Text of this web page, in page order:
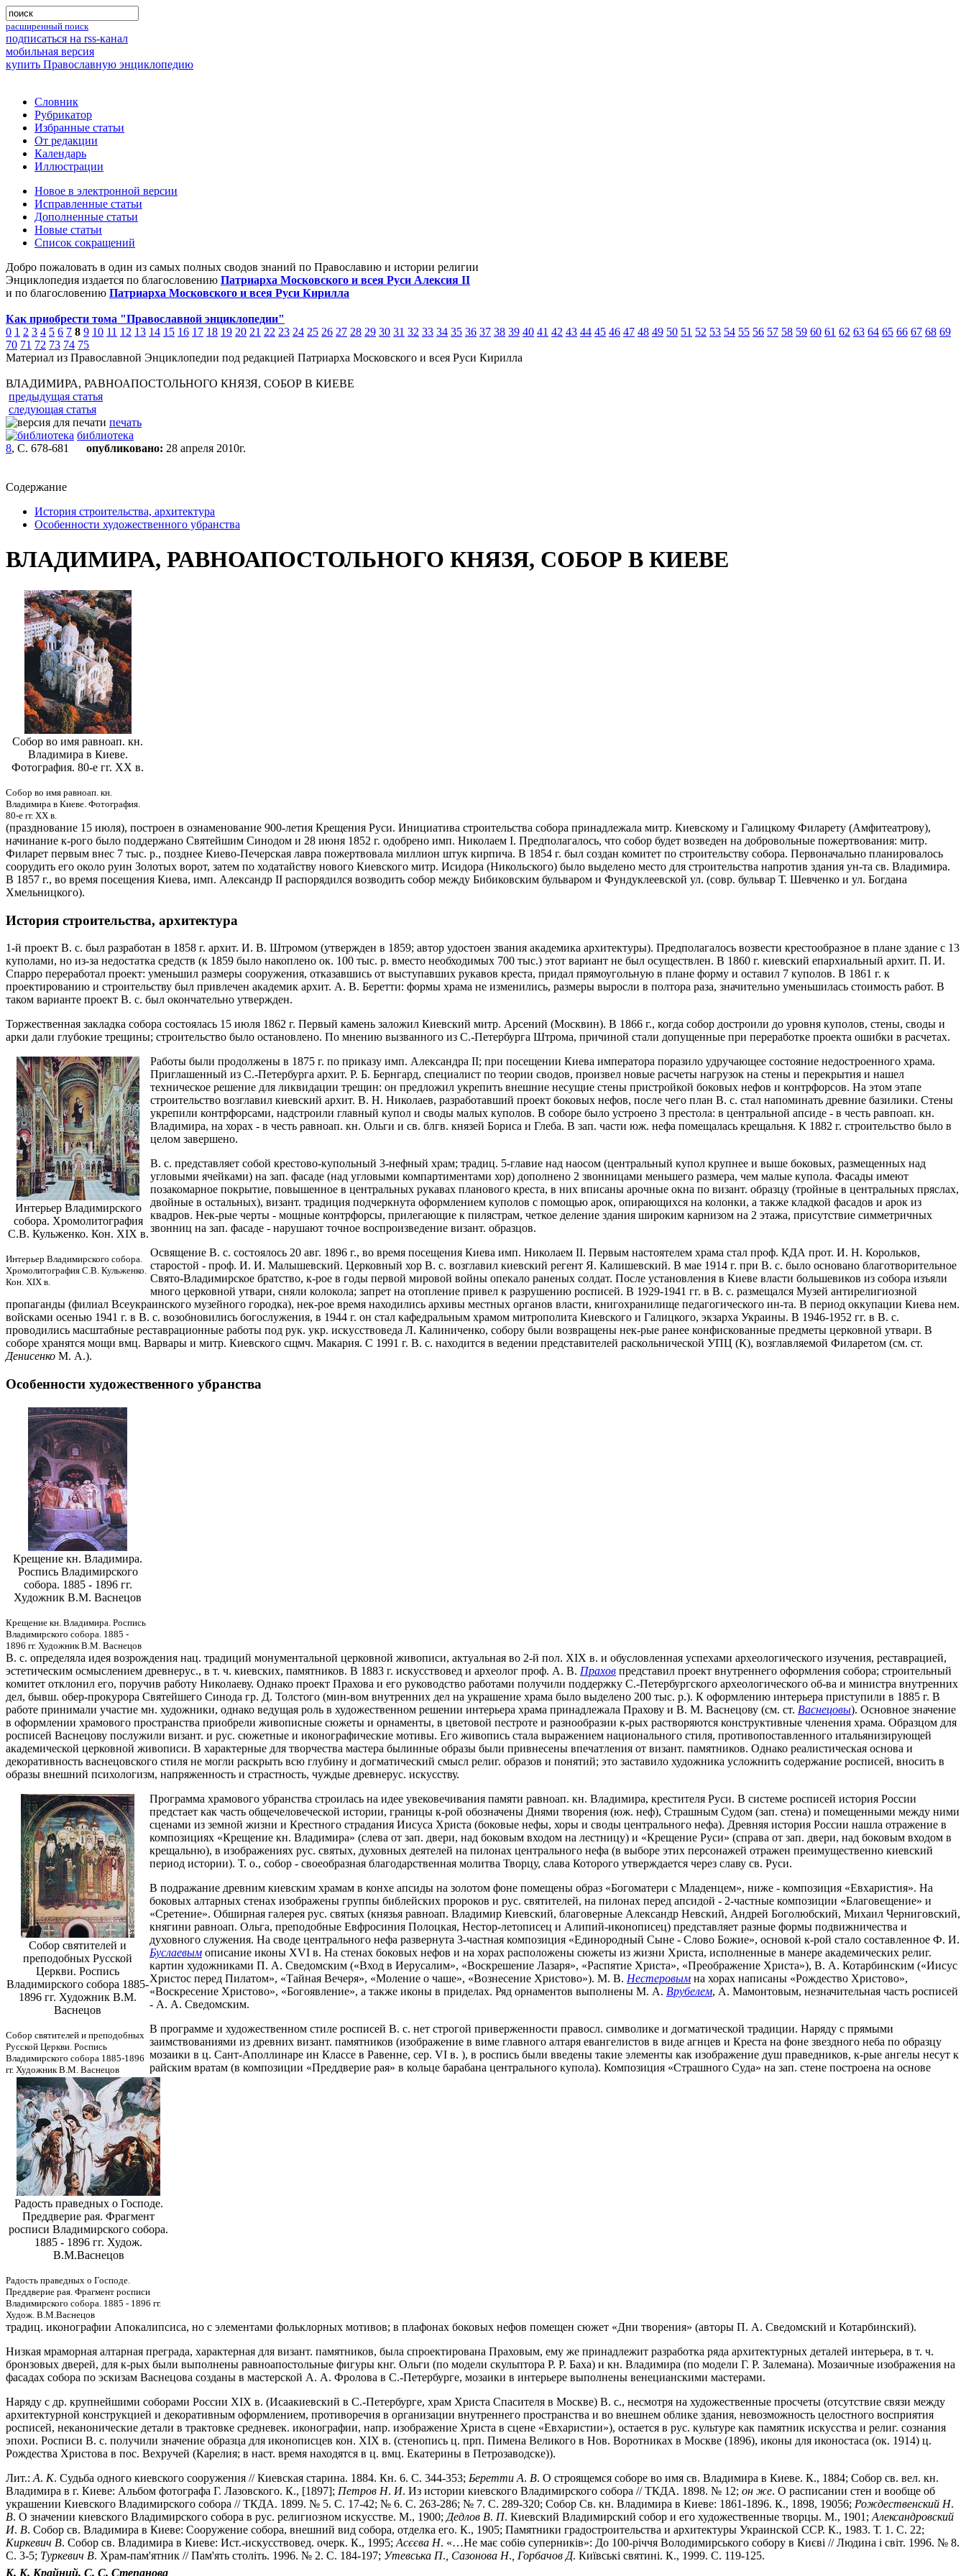
расширенный поиск
подписаться на rss-канал
мобильная версия
купить Православную энциклопедию
Словник
Рубрикатор
Избранные статьи
От редакции
Календарь
Иллюстрации
Новое в электронной версии
Исправленные статьи
Дополненные статьи
Новые статьи
Список сокращений
Добро пожаловать в один из самых полных сводов знаний по Православию и истории религии
Энциклопедия издается по благословению Патриарха Московского и всея Руси Алексия II
и по благословению Патриарха Московского и всея Руси Кирилла
Как приобрести тома "Православной энциклопедии"
0 1 2 3 4 5 6 7 8 9 10 11 12 13 14 15 16 17 18 19 20 21 22 23 24 25 26 27 28 29 30 31 32 33 34 35 36 37 38 39 40 41 42 43 44 45 46 47 48 49 50 51 52 53 54 55 56 57 58 59 60 61 62 63 64 65 66 67 68 69
70 71 72 73 74 75
Материал из Православной Энциклопедии под редакцией Патриарха Московского и всея Руси Кирилла
ВЛАДИМИРА, РАВНОАПОСТОЛЬНОГО КНЯЗЯ, СОБОР В КИЕВЕ
предыдущая статья
следующая статья
печать
библиотека
8, С. 678-681 опубликовано: 28 апреля 2010г.
Содержание
История строительства, архитектура
Особенности художественного убранства
ВЛАДИМИРА, РАВНОАПОСТОЛЬНОГО КНЯЗЯ, СОБОР В КИЕВЕ
Собор во имя равноап. кн.
Владимира в Киеве.
Фотография. 80-е гг. XX в.
Собор во имя равноап. кн.
Владимира в Киеве. Фотография.
80-е гг. XX в.
(празднование 15 июля), построен в ознаменование 900-летия Крещения Руси. Инициатива строительства собора принадлежала митр. Киевскому и Галицкому Филарету (Амфитеатрову),
начинание к-рого было поддержано Святейшим Синодом и 28 июня 1852 г. одобрено имп. Николаем I. Предполагалось, что собор будет возведен на добровольные пожертвования: митр.
Филарет первым внес 7 тыс. р., позднее Киево-Печерская лавра пожертвовала миллион штук кирпича. В 1854 г. был создан комитет по строительству собора. Первоначально планировалось
соорудить его около руин Золотых ворот, затем по ходатайству нового Киевского митр. Исидора (Никольского) было выделено место для строительства напротив здания ун-та св. Владимира.
В 1857 г., во время посещения Киева, имп. Александр II распорядился возводить собор между Бибиковским бульваром и Фундуклеевской ул. (совр. бульвар Т. Шевченко и ул. Богдана
Хмельницкого).
История строительства, архитектура
1-й проект В. с. был разработан в 1858 г. архит. И. В. Штромом (утвержден в 1859; автор удостоен звания академика архитектуры). Предполагалось возвести крестообразное в плане здание с 13
куполами, но из-за недостатка средств (к 1859 было накоплено ок. 100 тыс. р. вместо необходимых 700 тыс.) этот вариант не был осуществлен. В 1860 г. киевский епархиальный архит. П. И.
Спарро переработал проект: уменьшил размеры сооружения, отказавшись от выступавших рукавов креста, придал прямоугольную в плане форму и оставил 7 куполов. В 1861 г. к
проектированию и строительству был привлечен академик архит. А. В. Беретти: формы храма не изменились, размеры выросли в полтора раза, значительно уменьшилась стоимость работ. В
таком варианте проект В. с. был окончательно утвержден.
Торжественная закладка собора состоялась 15 июля 1862 г. Первый камень заложил Киевский митр. Арсений (Москвин). В 1866 г., когда собор достроили до уровня куполов, стены, своды и
арки дали глубокие трещины; строительство было остановлено. По мнению вызванного из С.-Петербурга Штрома, причиной стали допущенные при переработке проекта ошибки в расчетах.
Интерьер Владимирского
собора. Хромолитография
С.В. Кульженко. Кон. XIX в.
Интерьер Владимирского собора.
Хромолитография С.В. Кульженко.
Кон. XIX в.
Работы были продолжены в 1875 г. по приказу имп. Александра II; при посещении Киева императора поразило удручающее состояние недостроенного храма.
Приглашенный из С.-Петербурга архит. Р. Б. Бернгард, специалист по теории сводов, произвел новые расчеты нагрузок на стены и перекрытия и нашел
техническое решение для ликвидации трещин: он предложил укрепить внешние несущие стены пристройкой боковых нефов и контрфорсов. На этом этапе
строительство возглавил киевский архит. В. Н. Николаев, разработавший проект боковых нефов, после чего план В. с. стал напоминать древние базилики. Стены
укрепили контрфорсами, надстроили главный купол и своды малых куполов. В соборе было устроено 3 престола: в центральной апсиде - в честь равпоап. кн.
Владимира, на хорах - в честь равноап. кн. Ольги и св. блгв. князей Бориса и Глеба. В зап. части юж. нефа помещалась крещальня. К 1882 г. строительство было в
целом завершено.
В. с. представляет собой крестово-купольный 3-нефный храм; традиц. 5-главие над наосом (центральный купол крупнее и выше боковых, размещенных над
угловыми ячейками) на зап. фасаде (над угловыми компартиментами хор) дополнено 2 звонницами меньшего размера, чем малые купола. Фасады имеют
позакомарное покрытие, повышенное в центральных рукавах планового креста, в них вписаны арочные окна по визант. образцу (тройные в центральных пряслах,
двойные в остальных), визант. традиция подчеркнута оформлением куполов с помощью арок, опирающихся на колонки, а также кладкой фасадов и арок из
квадров. Нек-рые черты - мощные контрфорсы, прилегающие к пилястрам, четкое деление здания широким карнизом на 2 этажа, присутствие симметричных
звонниц на зап. фасаде - нарушают точное воспроизведение визант. образцов.
Освящение В. с. состоялось 20 авг. 1896 г., во время посещения Киева имп. Николаем II. Первым настоятелем храма стал проф. КДА прот. И. Н. Корольков,
старостой - проф. И. И. Малышевский. Церковный хор В. с. возглавил киевский регент Я. Калишевский. В мае 1914 г. при В. с. было основано благотворительное
Свято-Владимирское братство, к-рое в годы первой мировой войны опекало раненых солдат. После установления в Киеве власти большевиков из собора изъяли
много церковной утвари, сняли колокола; запрет на отопление привел к разрушению росписей. В 1929-1941 гг. в В. с. размещался Музей антирелигиозной
пропаганды (филиал Всеукраинского музейного городка), нек-рое время находились архивы местных органов власти, книгохранилище педагогического ин-та. В период оккупации Киева нем.
войсками осенью 1941 г. в В. с. возобновились богослужения, в 1944 г. он стал кафедральным храмом митрополита Киевского и Галицкого, экзарха Украины. В 1946-1952 гг. в В. с.
проводились масштабные реставрационные работы под рук. укр. искусствоведа Л. Калиниченко, собору были возвращены нек-рые ранее конфискованные предметы церковной утвари. В
соборе хранятся мощи вмц. Варвары и митр. Киевского сщмч. Макария. С 1991 г. В. с. находится в ведении представителей раскольнической УПЦ (К), возглавляемой Филаретом (см. ст.
Денисенко М. А.).
Особенности художественного убранства
Крещение кн. Владимира.
Роспись Владимирского
собора. 1885 - 1896 гг.
Художник В.М. Васнецов
Крещение кн. Владимира. Роспись
Владимирского собора. 1885 -
1896 гг. Художник В.М. Васнецов
В. с. определяла идея возрождения нац. традиций монументальной церковной живописи, актуальная во 2-й пол. XIX в. и обусловленная успехами археологического изучения, реставрацией,
эстетическим осмыслением древнерус., в т. ч. киевских, памятников. В 1883 г. искусствовед и археолог проф. А. В. Прахов представил проект внутреннего оформления собора; строительный
комитет отклонил его, поручив работу Николаеву. Однако проект Прахова и его руководство работами получили поддержку С.-Петербургского археологического об-ва и министра внутренних
дел, бывш. обер-прокурора Святейшего Синода гр. Д. Толстого (мин-вом внутренних дел на украшение храма было выделено 200 тыс. р.). К оформлению интерьера приступили в 1885 г. В
работе принимали участие мн. художники, однако ведущая роль в художественном решении интерьера храма принадлежала Прахову и В. М. Васнецову (см. ст. Васнецовы). Основное значение
в оформлении храмового пространства приобрели живописные сюжеты и орнаменты, в цветовой пестроте и разнообразии к-рых растворяются конструктивные членения храма. Образцом для
росписей Васнецову послужили визант. и рус. сюжетные и иконографические мотивы. Его живопись стала выражением национального стиля, противопоставленного итальянизирующей
академической церковной живописи. В характерные для творчества мастера былинные образы были привнесены впечатления от визант. памятников. Однако реалистическая основа и
декоративность васнецовского стиля не могли раскрыть всю глубину и догматический смысл религ. образов и понятий; это заставило художника усложнить содержание росписей, вносить в
образы внешний психологизм, напряженность и страстность, чуждые древнерус. искусству.
Собор святителей и
преподобных Русской
Церкви. Роспись
Владимирского собора 1885-
1896 гг. Художник В.М.
Васнецов
Собор святителей и преподобных
Русской Церкви. Роспись
Владимирского собора 1885-1896
гг. Художник В.М. Васнецов
Программа храмового убранства строилась на идее увековечивания памяти равноап. кн. Владимира, крестителя Руси. В системе росписей история России
предстает как часть общечеловеческой истории, границы к-рой обозначены Днями творения (юж. неф), Страшным Судом (зап. стена) и помещенными между ними
сценами из земной жизни и Крестного страдания Иисуса Христа (боковые нефы, хоры и своды центрального нефа). Древняя история России нашла отражение в
композициях «Крещение кн. Владимира» (слева от зап. двери, над боковым входом на лестницу) и «Крещение Руси» (справа от зап. двери, над боковым входом в
крещальню), в изображениях рус. святых, духовных деятелей на пилонах центрального нефа (в выборе этих персонажей отражен преимущественно киевский
период истории). Т. о., собор - своеобразная благодарственная молитва Творцу, слава Которого утверждается через славу св. Руси.
В подражание древним киевским храмам в конхе апсиды на золотом фоне помещены образ «Богоматери с Младенцем», ниже - композиция «Евхаристия». На
боковых алтарных стенах изображены группы библейских пророков и рус. святителей, на пилонах перед апсидой - 2-частные композиции «Благовещение» и
«Сретение». Обширная галерея рус. святых (князья равноап. Владимир Киевский, благоверные Александр Невский, Андрей Боголюбский, Михаил Черниговский,
княгини равноап. Ольга, преподобные Евфросиния Полоцкая, Нестор-летописец и Алипий-иконописец) представляет разные формы подвижничества и
духовного служения. На своде центрального нефа развернута 3-частная композиция «Единородный Сыне - Слово Божие», основой к-рой стало составленное Ф. И.
Буслаевым описание иконы XVI в. На стенах боковых нефов и на хорах расположены сюжеты из жизни Христа, исполненные в манере академических религ.
картин художниками П. А. Сведомским («Вход в Иерусалим», «Воскрешение Лазаря», «Распятие Христа», «Преображение Христа»), В. А. Котарбинским («Иисус
Христос перед Пилатом», «Тайная Вечеря», «Моление о чаше», «Вознесение Христово»). М. В. Нестеровым на хорах написаны «Рождество Христово»,
«Воскресение Христово», «Богоявление», а также иконы в приделах. Ряд орнаментов выполнены М. А. Врубелем, А. Мамонтовым, незначительная часть росписей
- А. А. Сведомским.
Радость праведных о Господе.
Преддверие рая. Фрагмент
росписи Владимирского собора.
1885 - 1896 гг. Худож.
В.М.Васнецов
Радость праведных о Господе.
Преддверие рая. Фрагмент росписи
Владимирского собора. 1885 - 1896 гг.
Худож. В.М.Васнецов
В программе и художественном стиле росписей В. с. нет строгой приверженности правосл. символике и догматической традиции. Наряду с прямыми
заимствованиями из древних визант. памятников (изображение в виме главного алтаря евангелистов в виде агнцев и Креста на фоне звездного неба по образцу
мозаики в ц. Сант-Аполлинаре ин Классе в Равенне, сер. VI в. ), в роспись были введены такие элементы как изображение душ праведников, к-рые ангелы несут к
райским вратам (в композиции «Преддверие рая» в кольце барабана центрального купола). Композиция «Страшного Суда» на зап. стене построена на основе
традиц. иконографии Апокалипсиса, но с элементами фольклорных мотивов; в плафонах боковых нефов помещен сюжет «Дни творения» (авторы П. А. Сведомский и Котарбинский).
Низкая мраморная алтарная преграда, характерная для визант. памятников, была спроектирована Праховым, ему же принадлежит разработка ряда архитектурных деталей интерьера, в т. ч.
бронзовых дверей, для к-рых были выполнены равноапостольные фигуры кнг. Ольги (по модели скульптора Р. Р. Баха) и кн. Владимира (по модели Г. Р. Залемана). Мозаичные изображения на
фасадах собора по эскизам Васнецова созданы в мастерской А. А. Фролова в С.-Петербурге, мозаики в интерьере выполнены венецианскими мастерами.
Наряду с др. крупнейшими соборами России XIX в. (Исаакиевский в С.-Петербурге, храм Христа Спасителя в Москве) В. с., несмотря на художественные просчеты (отсутствие связи между
архитектурной конструкцией и декоративным оформлением, противоречия в организации внутреннего пространства и во внешнем облике здания, невозможность целостного восприятия
росписей, неканонические детали в трактовке средневек. иконографии, напр. изображение Христа в сцене «Евхаристии»), остается в рус. культуре как памятник искусства и религ. сознания
эпохи. Росписи В. с. получили значение образца для иконописцев кон. XIX в. (стенопись ц. прп. Пимена Великого в Нов. Воротниках в Москве (1896), иконы для иконостаса (ок. 1914) ц.
Рождества Христова в пос. Вехручей (Карелия; в наст. время находятся в ц. вмц. Екатерины в Петрозаводске)).
Лит.: А. К. Судьба одного киевского сооружения // Киевская старина. 1884. Кн. 6. С. 344-353; Беретти А. В. О строящемся соборе во имя св. Владимира в Киеве. К., 1884; Собор св. вел. кн.
Владимира в г. Киеве: Альбом фотографа Г. Лазовского. К., [1897]; Петров Н. И. Из истории киевского Владимирского собора // ТКДА. 1898. № 12; он же. О расписании стен и вообще об
украшении Киевского Владимирского собора // ТКДА. 1899. № 5. С. 17-42; № 6. С. 263-286; № 7. С. 289-320; Собор Св. кн. Владимира в Киеве: 1861-1896. К., 1898, 19056; Рождественский Н.
В. О значении киевского Владимирского собора в рус. религиозном искусстве. М., 1900; Дедлов В. П. Киевский Владимирский собор и его художественные творцы. М., 1901; Александровский
И. В. Собор св. Владимира в Киеве: Сооружение собора, внешний вид собора, отделка его. К., 1905; Памятники градостроительства и архитектуры Украинской ССР. К., 1983. Т. 1. С. 22;
Киркевич В. Собор св. Владимира в Киеве: Ист.-искусствовед. очерк. К., 1995; Асєєва Н. «…Не має собiѳ суперникiв»: До 100-рiччя Володимирського собору в Києвi // Людина i свiт. 1996. № 8.
С. 3-5; Туркевич В. Храм-пам'ятник // Пам'ять столiть. 1996. № 2. С. 184-197; Утевська П. Сазонова Н. Горбачов Д. Киïвськi святинi. К., 1999. С. 119-125.
К. К. Крайний, С. С. Степанова